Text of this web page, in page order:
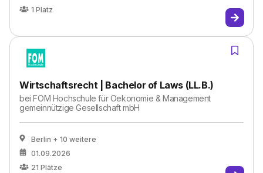
1 Platz
Wirtschaftsrecht | Bachelor of Laws (LL.B.)
beiFOM Hochschule für Oekonomie & Management
gemeinnützige Gesellschaft mbH
Berlin + 10 weitere
01.09.2026
21 Plätze